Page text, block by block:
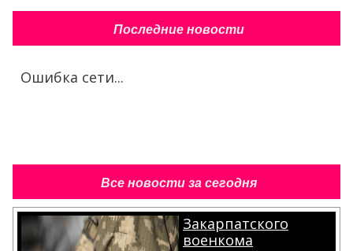
Последние новости
Ошибка сети...
Все новости за сегодня
Закарпатского
военкома